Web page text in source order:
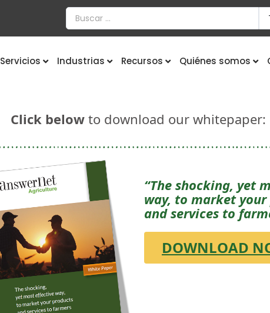
Servicios Industrias Recursos Quiénes somos
Click below to download our whitepaper:
“The shocking, yet
way, to market your
and services to
DOWNLOAD